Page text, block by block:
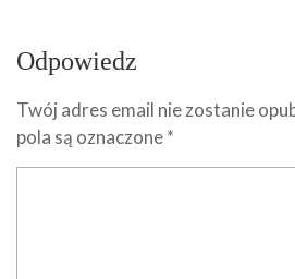
Odpowiedz
Twój adres email nie zostanie
pola są oznaczone*